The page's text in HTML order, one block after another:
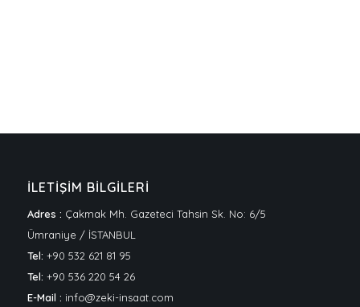
İLETİŞİM BİLGİLERİ
Adres : Çakmak Mh. Gazeteci Tahsin Sk. No: 6/5
Ümraniye / İSTANBUL
Tel: +90 532 621 81 95
Tel: +90 536 220 54 26
E-Mail : info@zeki-insaat.com